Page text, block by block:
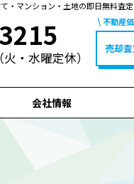
マンション・土地の即日無料査定
・水曜定休）
不動産
売却
会社情報